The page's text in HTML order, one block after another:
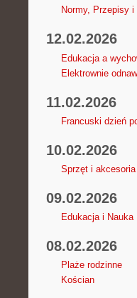
Normy, Przepisy i
12.02.2026
Edukacja a
Elektrownie
11.02.2026
Francuski dzień
10.02.2026
Sprzęt i akcesoria
09.02.2026
Edukacja i Nauka
08.02.2026
Plaże rodzinne
Kościan